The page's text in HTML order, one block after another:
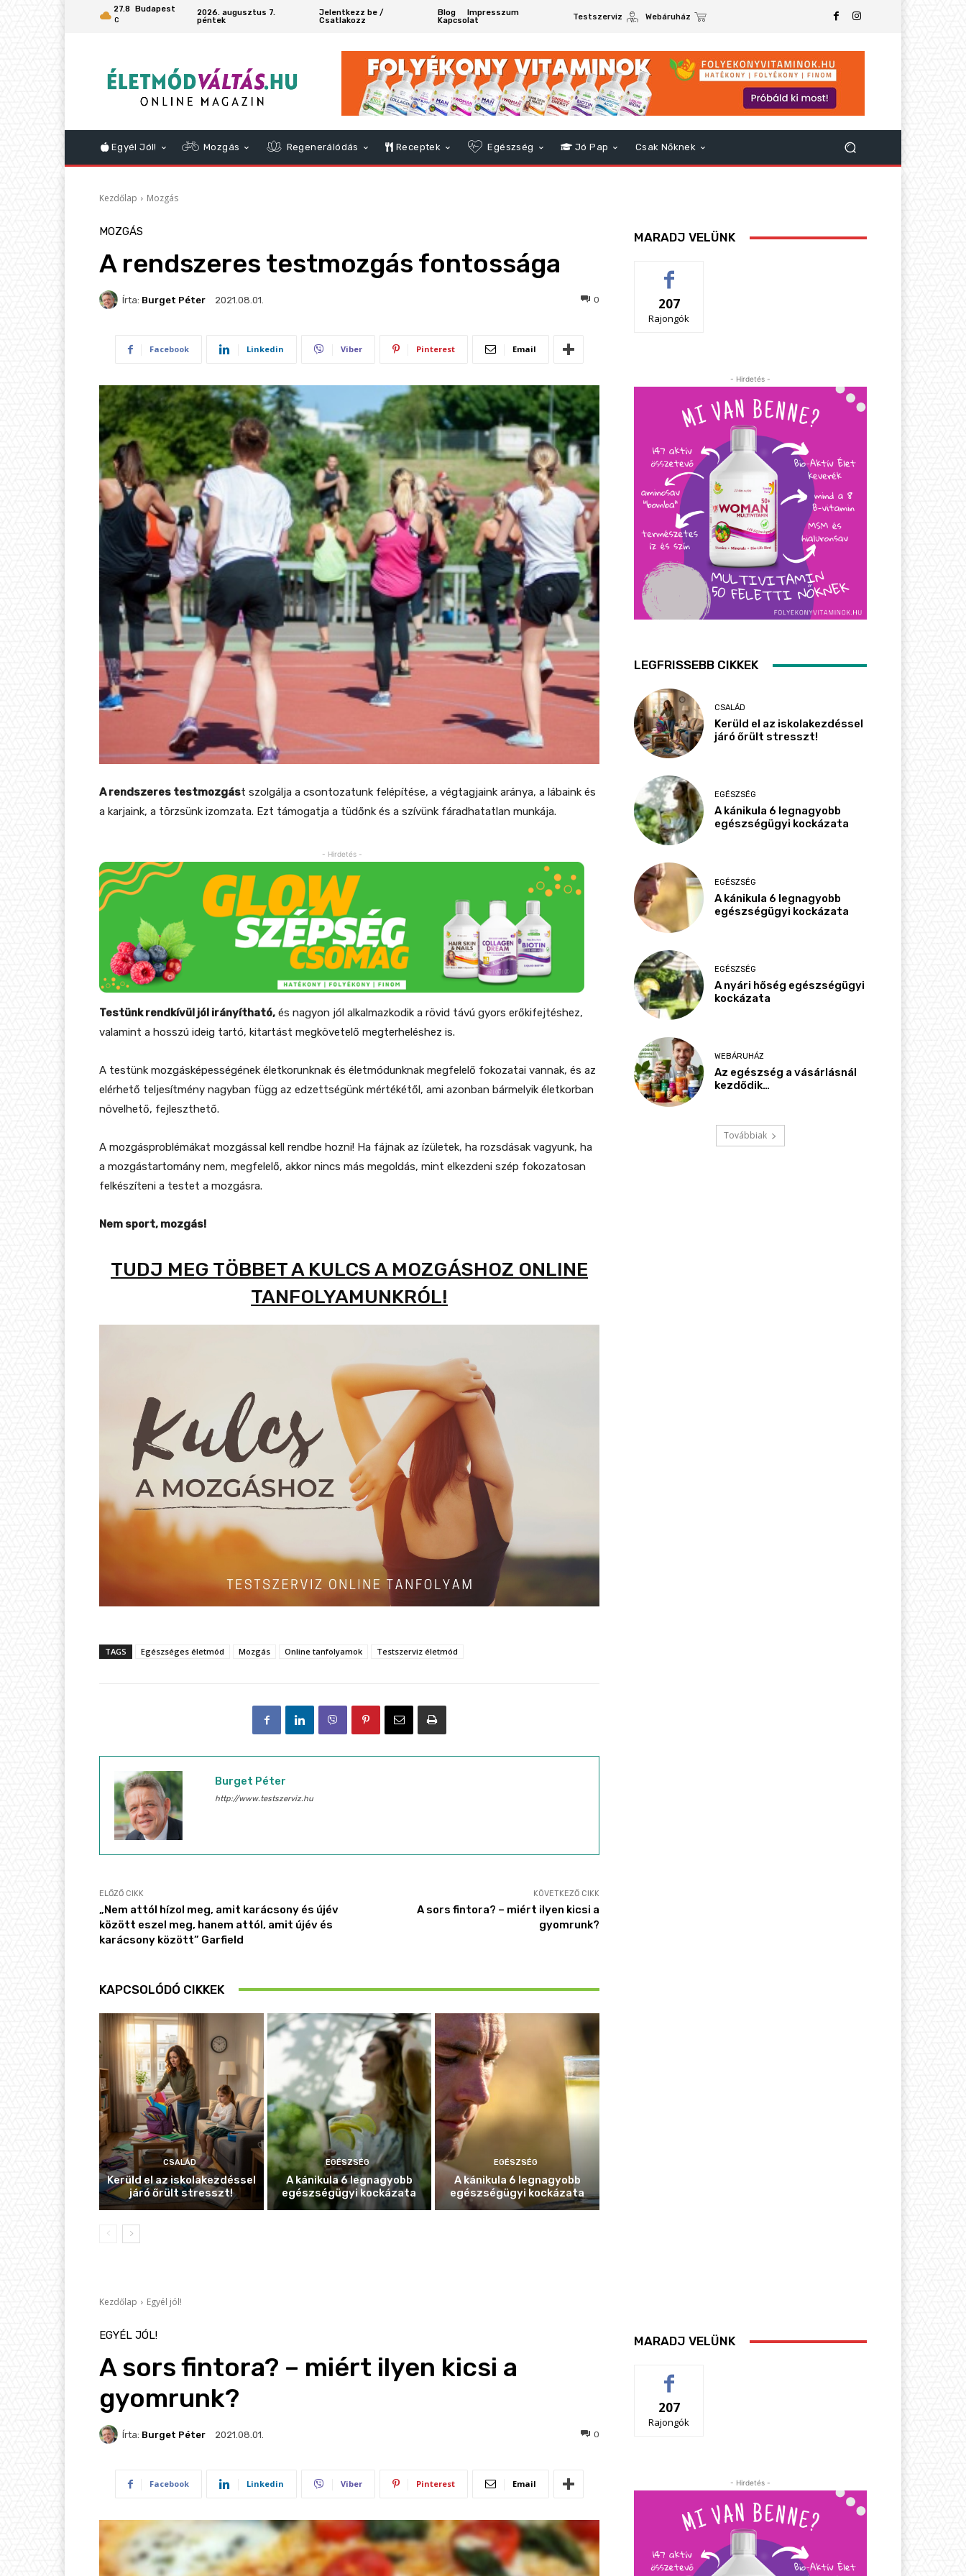
27.8
C
Budapest
2026. augusztus 7.
péntek
Jelentkezz be /
Csatlakozz
Blog
Impresszum
Kapcsolat
Testszerviz Webáruház
Egyél Jól! Mozgás Regenerálódás Receptek Egészség Jó Pap Csak Nőknek
Kezdőlap Mozgás
MOZGÁS
A rendszeres testmozgás fontossága
Írta: Burget Péter 2021.08.01. 0
Facebook Linkedin Viber Pinterest Email
A rendszeres testmozgást szolgálja a csontozatunk felépítése, a végtagjaink aránya, a lábaink és
a karjaink, a törzsünk izomzata. Ezt támogatja a tüdőnk és a szívünk fáradhatatlan munkája.
- Hirdetés -
Testünk rendkívül jól irányítható, és nagyon jól alkalmazkodik a rövid távú gyors erőkifejtéshez,
valamint a hosszú ideig tartó, kitartást megkövetelő megterheléshez is.
A testünk mozgásképességének életkorunknak és életmódunknak megfelelő fokozatai vannak, és az
elérhető teljesítmény nagyban függ az edzettségünk mértékétől, ami azonban bármelyik életkorban
növelhető, fejleszthető.
A mozgásproblémákat mozgással kell rendbe hozni! Ha fájnak az ízületek, ha rozsdásak vagyunk, ha
a mozgástartomány nem, megfelelő, akkor nincs más megoldás, mint elkezdeni szép fokozatosan
felkészíteni a testet a mozgásra.
Nem sport, mozgás!
TUDJ MEG TÖBBET A KULCS A MOZGÁSHOZ ONLINE
TANFOLYAMUNKRÓL!
TAGS Egészséges életmód Mozgás Online tanfolyamok Testszerviz életmód
Burget Péter
http://www.testszerviz.hu
ELŐZŐ CIKK
„Nem attól hízol meg, amit karácsony és újév
között eszel meg, hanem attól, amit újév és
karácsony között” Garfield
KÖVETKEZŐ CIKK
A sors fintora? – miért ilyen kicsi a
gyomrunk?
KAPCSOLÓDÓ CIKKEK
CSALÁD
Kerüld el az iskolakezdéssel
járó őrült stresszt!
EGÉSZSÉG
A kánikula 6 legnagyobb
egészségügyi kockázata
EGÉSZSÉG
A kánikula 6 legnagyobb
egészségügyi kockázata
MARADJ VELÜNK
207
Rajongók
- Hirdetés -
LEGFRISSEBB CIKKEK
CSALÁD
Kerüld el az iskolakezdéssel
járó őrült stresszt!
EGÉSZSÉG
A kánikula 6 legnagyobb
egészségügyi kockázata
EGÉSZSÉG
A kánikula 6 legnagyobb
egészségügyi kockázata
EGÉSZSÉG
A nyári hőség egészségügyi
kockázata
WEBÁRUHÁZ
Az egészség a vásárlásnál
kezdődik…
Továbbiak